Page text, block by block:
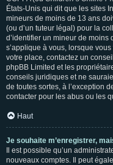
États-Unis qui dit que les sites
mineurs de moins de 13 ans
(ou d’un tuteur légal) pour la
d’identifier un mineur de moins
s’applique à vous, lorsque
votre place, contactez un
phpBB Limited et les
conseils juridiques et ne
de toutes sortes, à l’exception
contacter pour les abus ou les
Haut
Je souhaite m’enregistrer,
Il est possible qu’un
nouveaux comptes. Il peut